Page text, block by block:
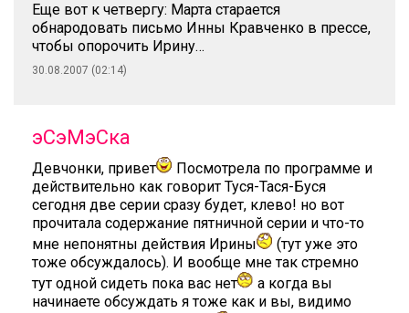
Еще вот к четвергу: Марта старается
обнародовать письмо Инны Кравченко в прессе,
чтобы опорочить Ирину…
30.08.2007 (02:14)
эСэМэСка
Девчонки, привет
Посмотрела по программе и
действительно как говорит Туся-Тася-Буся
сегодня две серии сразу будет, клево! но вот
прочитала содержание пятничной серии и что-то
мне непонятны действия Ирины
(тут уже это
тоже обсуждалось). И вообще мне так стремно
тут одной сидеть пока вас нет
а когда вы
начинаете обсуждать я тоже как и вы, видимо